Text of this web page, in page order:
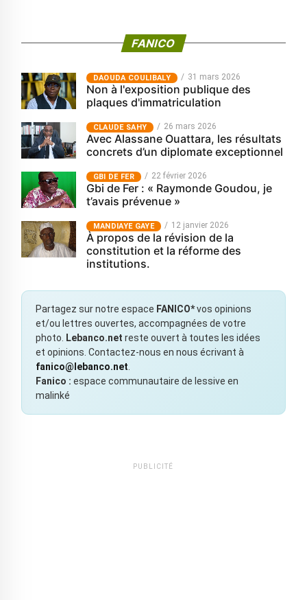
FANICO
‎DAOUDA COULIBALY 31 mars 2026
Non à l'exposition publique des
plaques d'immatriculation
CLAUDE SAHY 26 mars 2026
Avec Alassane Ouattara, les résultats
concrets d’un diplomate exceptionnel
GBI DE FER 22 février 2026
Gbi de Fer : « Raymonde Goudou, je
t’avais prévenue »
MANDIAYE GAYE 12 janvier 2026
À propos de la révision de la
constitution et la réforme des
institutions.
Partagez sur notre espace FANICO*vos opinions
et/ou lettres ouvertes, accompagnées de votre
photo.
Lebanco.net reste ouvert à toutes les idées
et opinions. Contactez-nous en nous écrivant à
fanico@lebanco.net
Fanico : espace communautaire de lessive en
malinké
PUBLICITÉ